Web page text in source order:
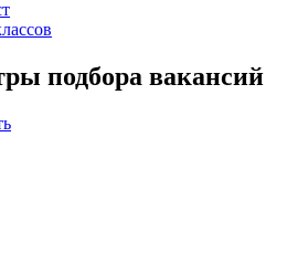
подбора вакансий